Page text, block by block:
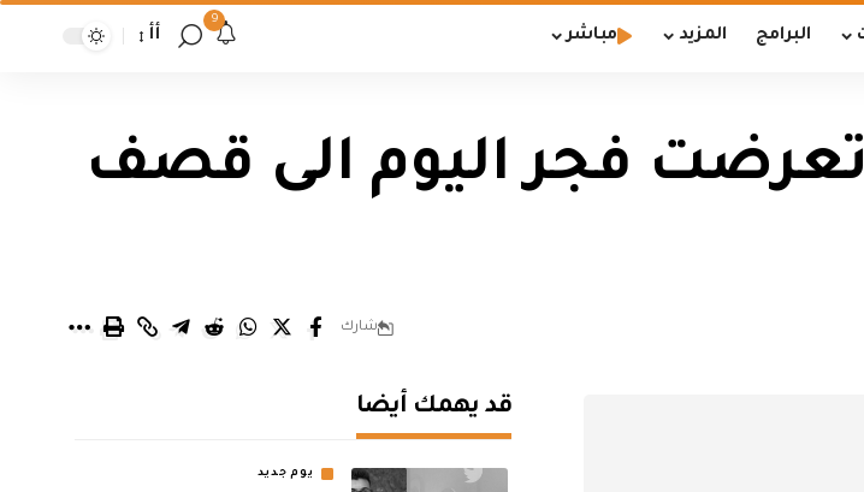
البرامج المزيد مباشر
9
أأ
تعرضت فجر اليوم الى قصف
شارك
قد يهمك أيضا
يوم جديد